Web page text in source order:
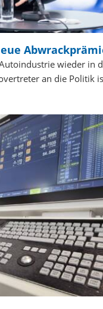
wieder in
an die Politik